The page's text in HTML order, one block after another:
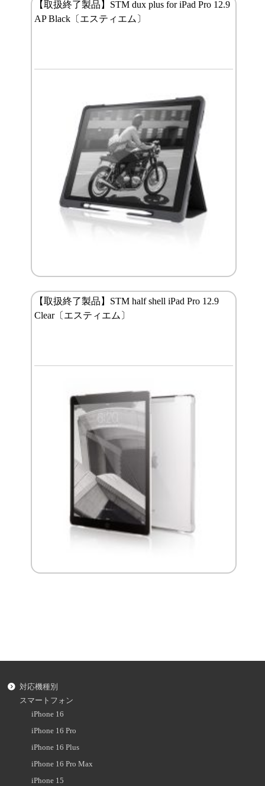
【取扱終了製品】STM dux plus for iPad Pro 12.9
AP Black〔エスティエム〕
【取扱終了製品】STM half shell iPad Pro 12.9
Clear〔エスティエム〕
対応機種別
スマートフォン
iPhone 16
iPhone 16 Pro
iPhone 16 Plus
iPhone 16 Pro Max
iPhone 15